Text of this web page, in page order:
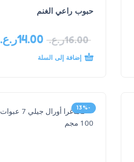
حبوب راعي الغنم
16.00ر.ع. 14.00ر.ع.
إضافة إلى السلة
-13%